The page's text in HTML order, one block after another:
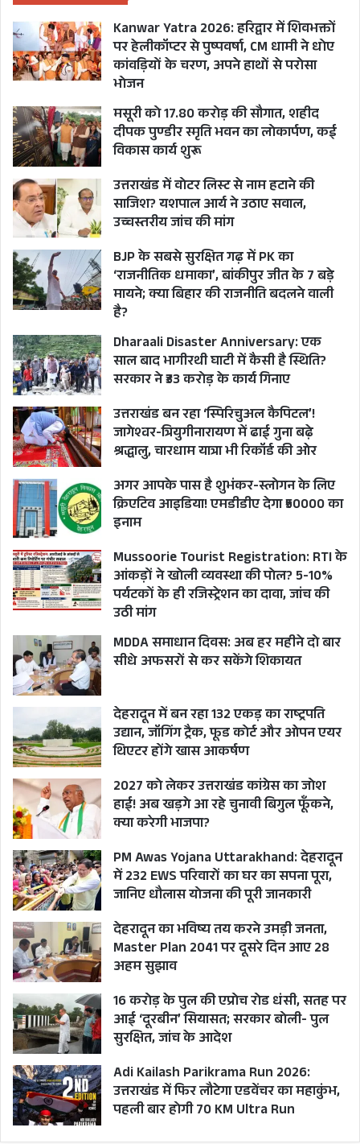
मुख्यमंत्री ने कहा कि प्रधानमंत्री नरेन्द्र मोदी ने इस दशक
को उत्तराखण्ड का दशक कहा है। प्रधानमंत्री का इस राज्य
से विशेष लगाव के साथ उनका उत्तराखण्ड से कर्म व मर्म
का रिश्ता है और पिछले 10 सालों में उनके मार्गदर्शन में
प्रदेश के सभी क्षेत्रों में अनेक विकास कार्य हुए हैं। उन्होंने
कहा कि प्रधानमंत्री का उत्तराखण्ड के प्रति विशेष लगाव के
कारण उत्तराखण्ड को जहां एक नई पहचान मिली है, वहीं
लोगों का विश्वास भी बढ़ा है। उन्होंने कहा कि हम उनके
मार्गदर्शन में विकसित भारत व विकसित उत्तराखंड के
निर्माण के संकल्प के साथ काम कर रहे हैं तथा लाखों-
करोड़ों रुपए का निवेश उत्तराखंड की धरती पर उतर रहा है,
इसी का प्रतिफल है कि उत्तराखंड में “व्यापार, विकास और
विश्वास“ का आज नया माहौल बना है।
मुख्यमंत्री ने कहा कि हमने ग्लोबल इन्वेस्टर समिट के तहत
हुए 3.56 लाख करोड़ के एमओयू को इसी तरह समय
समय पर धरातल पर उतारने का काम आप सभी के
सहयोग से किया जाएगा। हमारा प्रयास उत्तराखण्ड को देश
का अग्रणी राज्य बनाने के साथ ही एक मॉडल स्टेट के रूप
में विकसित करने का संकल्प है।
मुख्यमंत्री ने इस मौके पर स्टार्टअप उत्तराखण्ड ग्राण्ड चेंलेंज
2022-23 के विजेताओं-साक्षी एण्ड ग्रुप, अंकुश गर्ग,
सौम्यदीप एण्ड अभि, लव शर्मा, मयंक बिष्ट, अरूण शर्मा,
तेजस एण्ड वंश, समृद्धि एण्ड गु्रप, समृद्धि एण्ड शिव साक्षी
तथा कुलदीप बिष्ट को पुरस्कृत भी किया।
कार्यक्रम को कृषि मंत्री गणेश जोशी ने सम्बोधित करते हुये
कहा कि उत्तराखण्ड नित नये-नये कीर्तिमान स्थापित कर
रहा है तथा यहां उद्योगों के अनुकूल वातावरण होने के साथ
ही सभी प्रकार की अवस्थापना सुविधायें मौजूद हैं और
मुख्यमंत्री के मंत्र-सरलीकरण, निस्तारण, समाधान के तहत
कार्य करते हुये राज्य निरन्तर प्रगति कर रहा है।
मुख्य सचिव राधा रतूड़ी ने कहा कि यह दशक उत्तराखण्ड
का दशक होगा। उन्होंने कहा कि राज्य में निवेश को बढ़ावा
देने के लिये हमने 30 नई नीतियां बनाई हैं तथा हमारा
उद्योग जगत से निरन्तर संवाद बना हुआ है। सीएम ने कहा
कि उद्योगों से सम्बन्धित जो भी समस्या होगी, उनका त्वरित
निस्तारण किया जायेगा ताकि उत्तराखण्ड इन्वेस्टमेंट में भी
अग्रणी राज्य बन सके।
कार्यक्रम को अपर मुख्य सचिव आनन्द बर्द्धन, सचिव उद्योग
विनय शंकर पाण्डेय ने भी संबोधित करते हुए अब तक हुए
निवेश के सम्बन्ध में विस्तार से प्रकाश डाला।
समारोह को उद्योग जगत से जुड़े हुए पवन अग्रवाल, नैनी
Kanwar Yatra 2026: हरिद्वार में शिवभक्तों
पर हेलीकॉप्टर से पुष्पवर्षा, CM धामी ने धोए
कांवड़ियों के चरण, अपने हाथों से परोसा
भोजन
मसूरी को 17.80 करोड़ की सौगात, शहीद
दीपक पुण्डीर स्मृति भवन का लोकार्पण, कई
विकास कार्य शुरू
उत्तराखंड में वोटर लिस्ट से नाम हटाने की
साजिश? यशपाल आर्य ने उठाए सवाल,
उच्चस्तरीय जांच की मांग
BJP के सबसे सुरक्षित गढ़ में PK का
‘राजनीतिक धमाका’, बांकीपुर जीत के 7 बड़े
मायने; क्या बिहार की राजनीति बदलने वाली
है?
Dharaali Disaster Anniversary: एक
साल बाद भागीरथी घाटी में कैसी है स्थिति?
सरकार ने ₹33 करोड़ के कार्य गिनाए
उत्तराखंड बन रहा ‘स्पिरिचुअल कैपिटल’!
जागेश्वर-त्रियुगीनारायण में ढाई गुना बढ़े
श्रद्धालु, चारधाम यात्रा भी रिकॉर्ड की ओर
अगर आपके पास है शुभंकर-स्लोगन के लिए
क्रिएटिव आइडिया! एमडीडीए देगा ₹50000 का
इनाम
Mussoorie Tourist Registration: RTI के
आंकड़ों ने खोली व्यवस्था की पोल? 5-10%
पर्यटकों के ही रजिस्ट्रेशन का दावा, जांच की
उठी मांग
MDDA समाधान दिवस: अब हर महीने दो बार
सीधे अफसरों से कर सकेंगे शिकायत
देहरादून में बन रहा 132 एकड़ का राष्ट्रपति
उद्यान, जॉगिंग ट्रैक, फूड कोर्ट और ओपन एयर
थिएटर होंगे खास आकर्षण
2027 को लेकर उत्तराखंड कांग्रेस का जोश
हाई! अब खड़गे आ रहे चुनावी बिगुल फूँकने,
क्या करेगी भाजपा?
PM Awas Yojana Uttarakhand: देहरादून
में 232 EWS परिवारों का घर का सपना पूरा,
जानिए धौलास योजना की पूरी जानकारी
देहरादून का भविष्य तय करने उमड़ी जनता,
Master Plan 2041 पर दूसरे दिन आए 28
अहम सुझाव
16 करोड़ के पुल की एप्रोच रोड धंसी, सतह पर
आई ‘दूरबीन’ सियासत; सरकार बोली- पुल
सुरक्षित, जांच के आदेश
Adi Kailash Parikrama Run 2026:
उत्तराखंड में फिर लौटेगा एडवेंचर का महाकुंभ,
पहली बार होगी 70 KM Ultra Run